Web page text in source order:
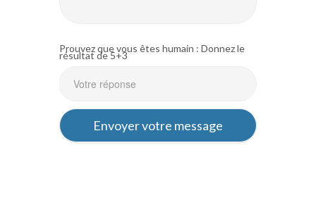
Prouvez que vous êtes humain : Donnez le
résultat de 5+3